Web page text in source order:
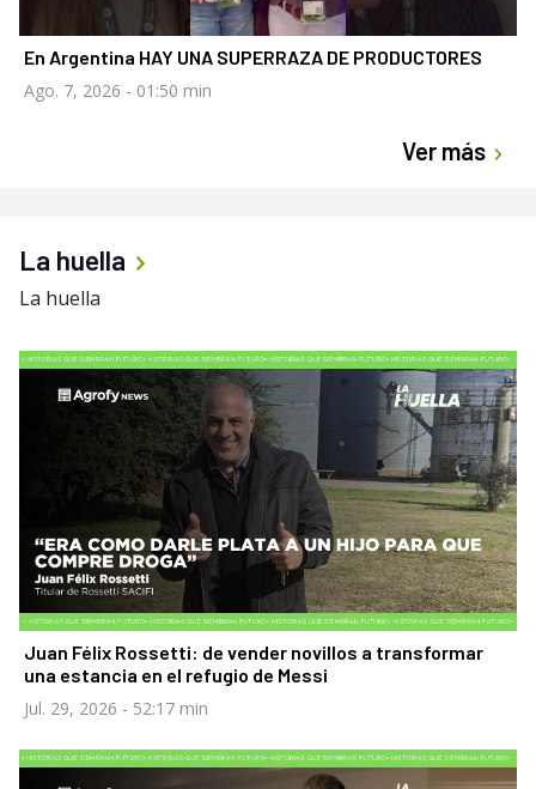
En Argentina HAY UNA SUPERRAZA DE PRODUCTORES
Ago. 7, 2026 - 01:50 min
Ver más
La huella
La huella
Juan Félix Rossetti: de vender novillos a transformar
una estancia en el refugio de Messi
Jul. 29, 2026 - 52:17 min